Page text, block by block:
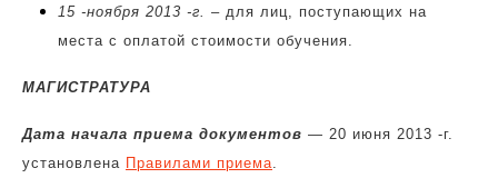
15 -ноября 2013 -г.
– для лиц, поступающих на
места с оплатой стоимости обучения.
МАГИСТРАТУРА
Дата начала приема документов — 20 июня 2013 -г.
установлена Правилами приема